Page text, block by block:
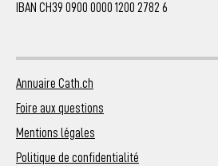
IBAN CH39 0900 0000 1200 2782 6
Annuaire Cath.ch
Foire aux questions
Mentions légales
Politique de confidentialité